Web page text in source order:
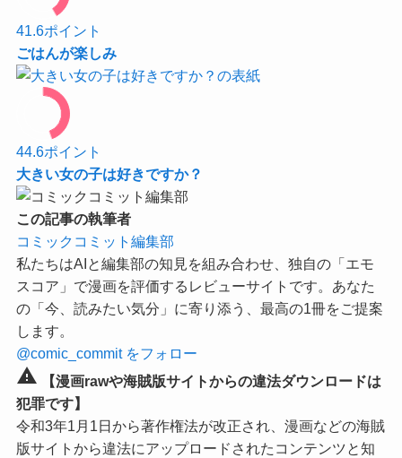
41.6ポイント
ごはんが楽しみ
44.6ポイント
大きい女の子は好きですか？
この記事の執筆者
コミックコミット編集部
私たちはAIと編集部の知見を組み合わせ、独自の「エモ
スコア」で漫画を評価するレビューサイトです。あなた
の「今、読みたい気分」に寄り添う、最高の1冊をご提案
します。
@comic_commit をフォロー
warning
【漫画rawや海賊版サイトからの違法ダウンロードは
犯罪です】
令和3年1月1日から著作権法が改正され、漫画などの海賊
版サイトから違法にアップロードされたコンテンツと知